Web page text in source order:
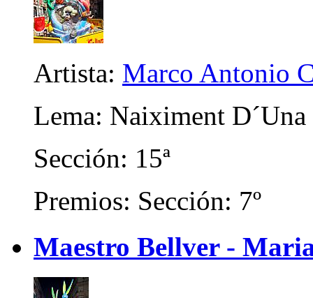
Artista: Marco Antonio
Lema: Naiximent D´Una
Sección: 15ª
Premios: Sección: 7º
Maestro Bellver -